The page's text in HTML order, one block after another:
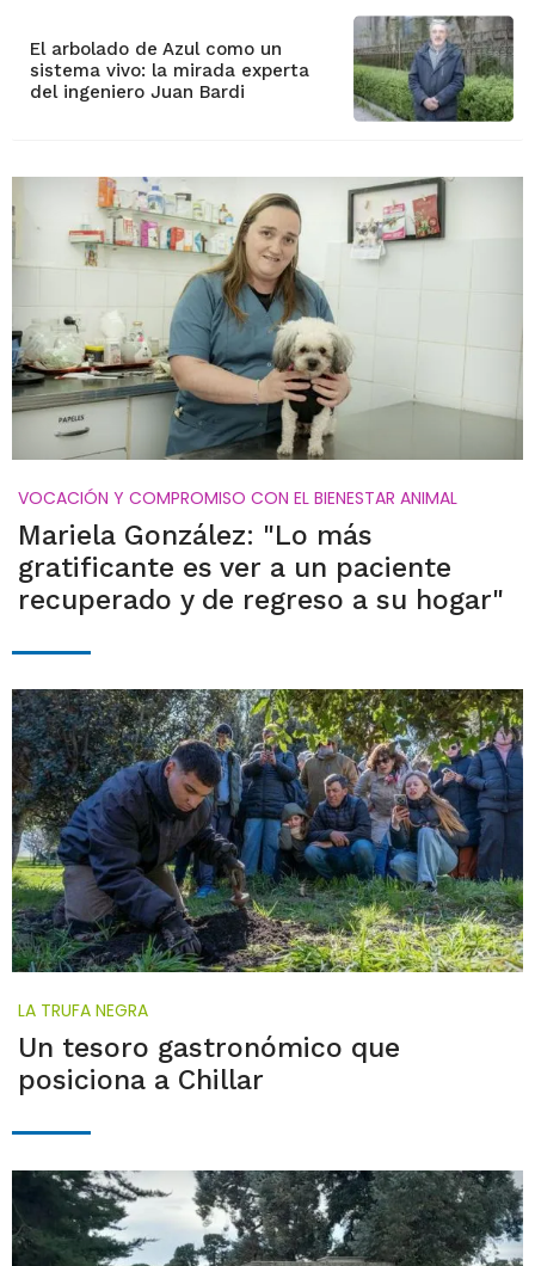
El arbolado de Azul como un
sistema vivo: la mirada experta
del ingeniero Juan Bardi
VOCACIÓN Y COMPROMISO CON EL BIENESTAR ANIMAL
Mariela González: "Lo más
gratificante es ver a un paciente
recuperado y de regreso a su hogar"
LA TRUFA NEGRA
Un tesoro gastronómico que
posiciona a Chillar